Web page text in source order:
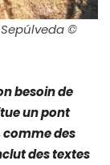
©
besoin de
un pont
des
des textes